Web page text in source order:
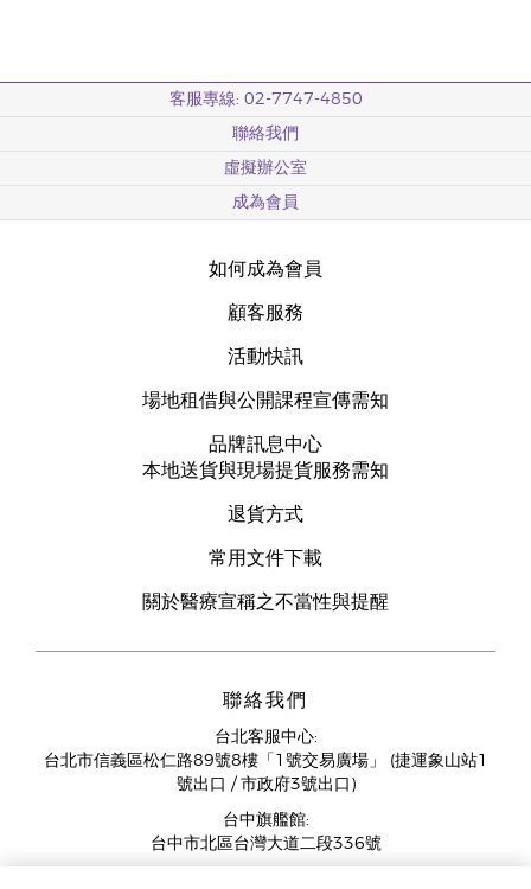
客服專線: 02-7747-4850
聯絡我們
虛擬辦公室
成為會員
如何成為會員
顧客服務
活動快訊
場地租借與公開課程宣傳需知
品牌訊息中心
本地送貨與現場提貨服務需知
退貨方式
常用文件下載
關於醫療宣稱之不當性與提醒
聯絡我們
台北客服中心:
台北市信義區松仁路89號8樓「1號交易廣場」 (捷運象山站1
號出口 / 市政府3號出口)
台中旗艦館:
台中市北區台灣大道二段336號